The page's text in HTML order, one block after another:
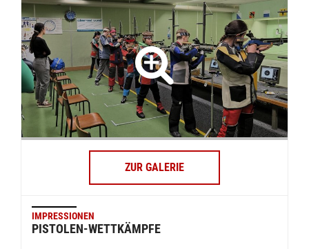
ZUR GALERIE
IMPRESSIONEN
PISTOLEN-WETTKÄMPFE